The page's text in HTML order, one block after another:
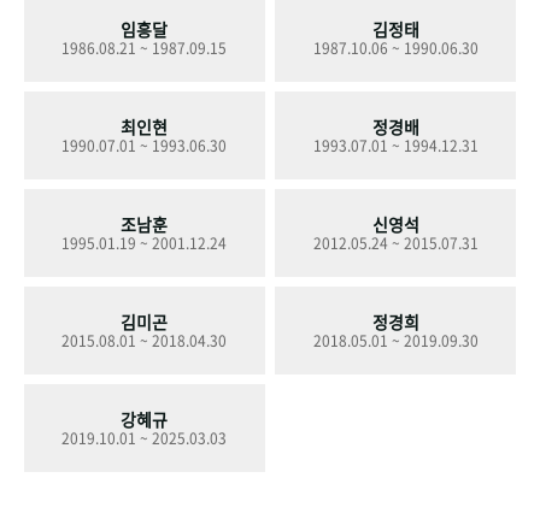
임흥달
1986.08.21 ~ 1987.09.15
김정태
1987.10.06 ~ 1990.06.30
최인현
1990.07.01 ~ 1993.06.30
정경배
1993.07.01 ~ 1994.12.31
조남훈
1995.01.19 ~ 2001.12.24
신영석
2012.05.24 ~ 2015.07.31
김미곤
2015.08.01 ~ 2018.04.30
정경희
2018.05.01 ~ 2019.09.30
강혜규
2019.10.01 ~ 2025.03.03